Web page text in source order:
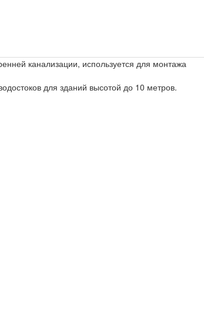
канализации, используется для монтажа
для зданий высотой до 10 метров.